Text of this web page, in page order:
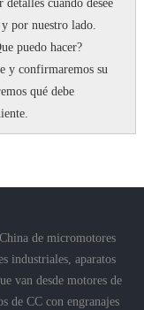
detalles cuando desee
por nuestro lado.
puedo hacer?
y confirmaremos su
qué debe
de micromotores
industriales, aparatos
van desde motores de
de CC con engranajes